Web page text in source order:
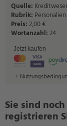
Quelle:
Rubrik: Personalien
Preis:2,00 €
Wortanzahl:24
Jetzt kaufen
Sie sind
registrieren